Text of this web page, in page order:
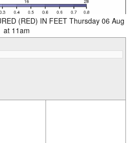
(RED) IN FEET Thursday 06 Aug
at 11am